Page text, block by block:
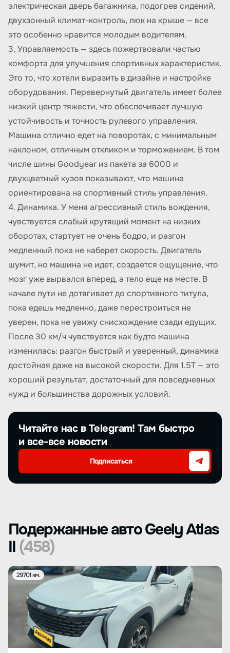
электрическая дверь багажника, подогрев сидений,
двухзонный климат-контроль, люк на крыше — все
это особенно нравится молодым водителям.
3. Управляемость — здесь пожертвовали частью
комфорта для улучшения спортивных характеристик.
Это то, что хотели выразить в дизайне и настройке
оборудования. Перевернутый двигатель имеет более
низкий центр тяжести, что обеспечивает лучшую
устойчивость и точность рулевого управления.
Машина отлично едет на поворотах, с минимальным
наклоном, отличным откликом и торможением. В том
числе шины Goodyear из пакета за 6000 и
двухцветный кузов показывают, что машина
ориентирована на спортивный стиль управления.
4. Динамика. У меня агрессивный стиль вождения,
чувствуется слабый крутящий момент на низких
оборотах, стартует не очень бодро, и разгон
медленный пока не наберет скорость. Двигатель
шумит, но машина не идет, создается ощущение, что
мозг уже вырвался вперед, а тело еще на месте. В
начале пути не дотягивает до спортивного титула,
пока едешь медленно, даже перестроиться не
уверен, пока не увижу снисхождение сзади едущих.
После 30 км/ч чувствуется как будто машина
изменилась: разгон быстрый и уверенный, динамика
достойная даже на высокой скорости. Для 1.5T — это
хороший результат, достаточный для повседневных
нужд и большинства дорожных условий.
Читайте нас в Telegram! Там быстро
и все-все новости
Подписаться
Подержанные авто Geely Atlas
II (458)
29701 км.